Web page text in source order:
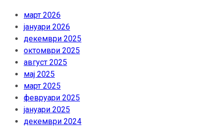
март 2026
јануари 2026
декември 2025
октомври 2025
август 2025
мај 2025
март 2025
февруари 2025
јануари 2025
декември 2024